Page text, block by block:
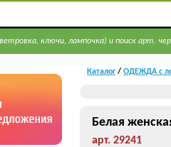
ключи, лампочка) и поиск арт.
Каталог/ ОДЕЖДА с
Белая
арт. 29241